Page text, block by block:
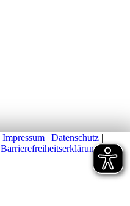
Impressum | Datenschutz |
Barrierefreiheitserklärung|